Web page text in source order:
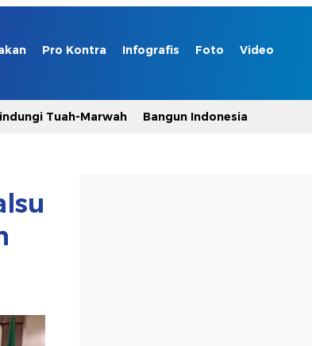
Pro Kontra Infografis Foto Video
Tuah-Marwah Bangun Indonesia